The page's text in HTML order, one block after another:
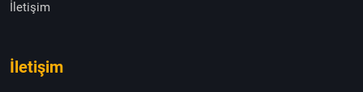
İletişim
İletişim